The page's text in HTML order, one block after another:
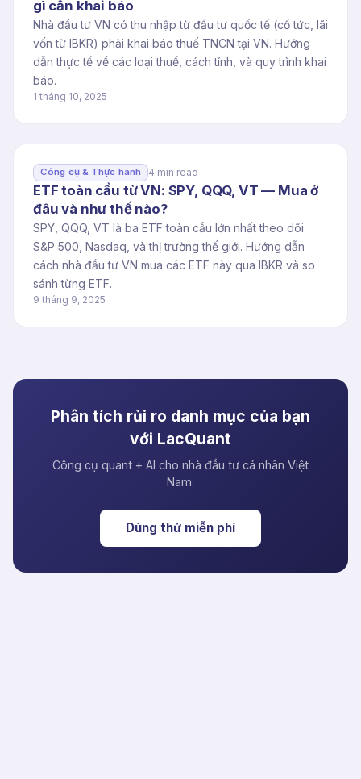
gì cần khai báo
Nhà đầu tư VN có thu nhập từ đầu tư quốc tế (cổ tức, lãi
vốn từ IBKR) phải khai báo thuế TNCN tại VN. Hướng
dẫn thực tế về các loại thuế, cách tính, và quy trình khai
báo.
1 tháng 10, 2025
Công cụ & Thực hành 4 min read
ETF toàn cầu từ VN: SPY, QQQ, VT — Mua ở
đâu và như thế nào?
SPY, QQQ, VT là ba ETF toàn cầu lớn nhất theo dõi
S&P 500, Nasdaq, và thị trường thế giới. Hướng dẫn
cách nhà đầu tư VN mua các ETF này qua IBKR và so
sánh từng ETF.
9 tháng 9, 2025
Phân tích rủi ro danh mục của bạn
với LacQuant
Công cụ quant + AI cho nhà đầu tư cá nhân Việt
Nam.
Dùng thử miễn phí